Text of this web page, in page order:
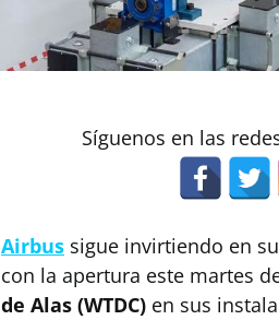
Síguenos en las
Airbus sigue invirtiendo en
con la apertura este martes
de Alas (WTDC) en sus